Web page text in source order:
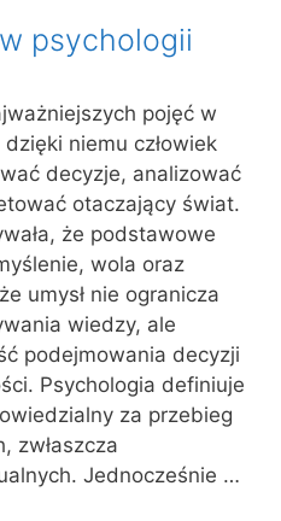
psychologii
pojęć w
niemu człowiek
decyzje, analizować
otaczający świat.
że podstawowe
wola oraz
umysł nie ogranicza
wiedzy, ale
podejmowania decyzji
Psychologia definiuje
za przebieg
zwłaszcza
Jednocześnie …